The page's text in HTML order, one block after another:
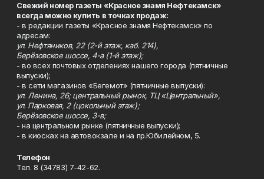
Свежий номер газеты «Красное знамя Нефтекамск»
всегда можно купить в точках продаж:
- в редакции газеты «Красное знамя Нефтекамск» по
адресам:
ул. Нефтяников, 22 (2-й этаж, каб. 214),
Берёзовское шоссе, 4-а (1-й этаж);
- во всех почтовых отделениях нашего города (пятничные
выпуски);
- в сети магазинов «Бегемот» (пятничные выпуски):
ул. Ленина, 26; центральный рынок, ТЦ «Центральный»,
ул. Парковая, 2 (цокольный этаж);
Берёзовское шоссе, 3-в;
- на центральном рынке (пятничные выпуски);
- в киосках на автовокзале и на пр.Юбилейном, 5.
Телефон
Тел. 8 (34783) 7-42-62.